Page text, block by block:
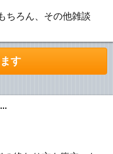
ちろん、その他雑談
す